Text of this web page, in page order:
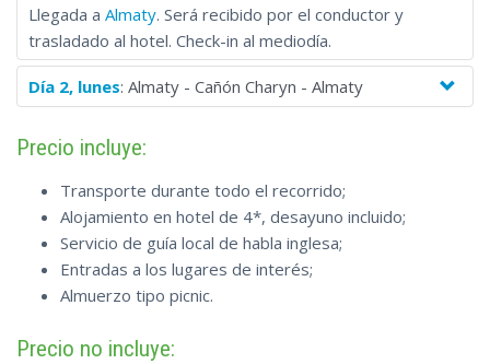
Llegada a Almaty. Será recibido por el conductor y
trasladado al hotel. Check-in al mediodía.
Día 2, lunes: Almaty - Cañón Charyn - Almaty
Precio incluye:
Transporte durante todo el recorrido;
Alojamiento en hotel de 4*, desayuno incluido;
Servicio de guía local de habla inglesa;
Entradas a los lugares de interés;
Almuerzo tipo picnic.
Precio no incluye: